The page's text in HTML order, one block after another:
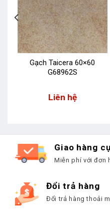
Gạch Taicera 60×60
G68962S
Liên hệ
Giao hàng
Miễn phí với đơn
Đổi trả hàng
Đổi trả hàng thoải